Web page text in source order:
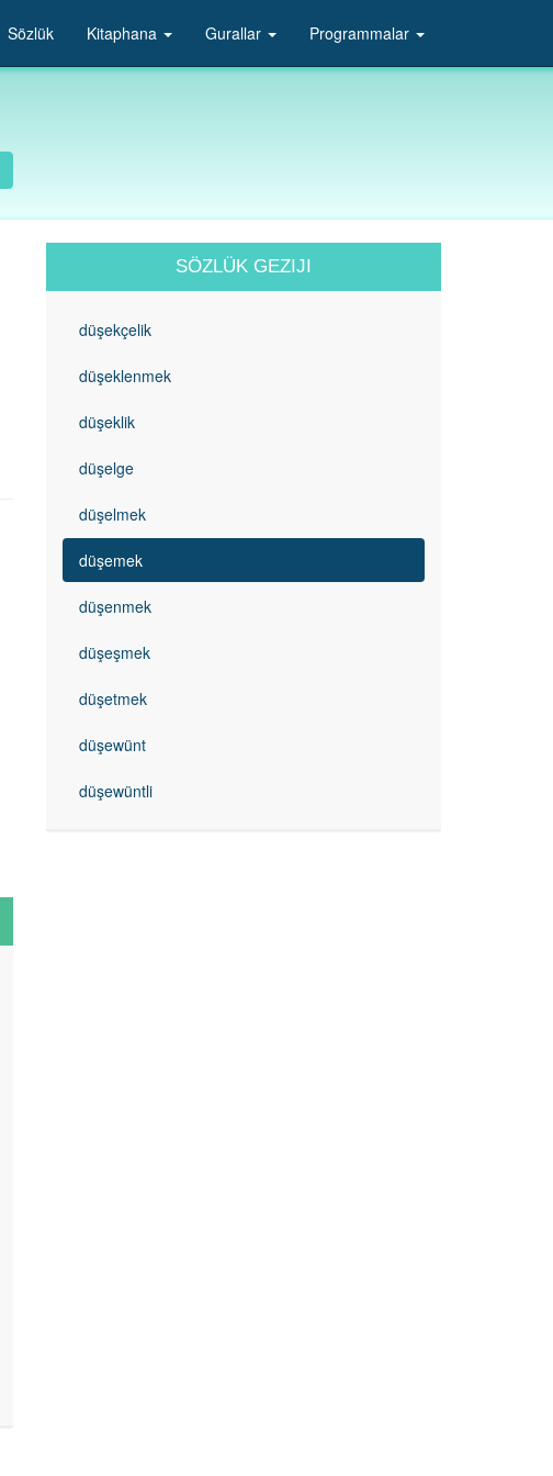
Sözlük Kitaphana Gurallar Programmalar
SÖZLÜK GEZIJI
düşekçelik
düşeklenmek
düşeklik
düşelge
düşelmek
düşemek
düşenmek
düşeşmek
düşetmek
düşewünt
düşewüntli